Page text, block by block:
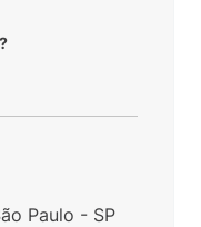
Paulo - SP